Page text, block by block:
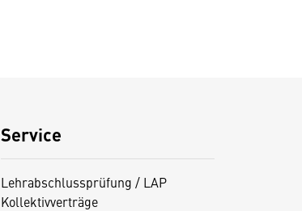
Service
Lehrabschlussprüfung / LAP
Kollektivverträge